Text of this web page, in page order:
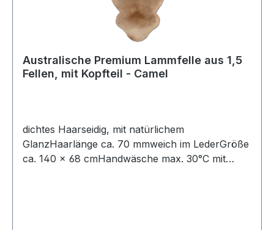
Australische Premium Lammfelle aus 1,5
Fellen, mit Kopfteil - Camel
dichtes Haarseidig, mit natürlichem
GlanzHaarlänge ca. 70 mmweich im LederGröße
ca. 140 × 68 cmHandwäsche max. 30°C mit